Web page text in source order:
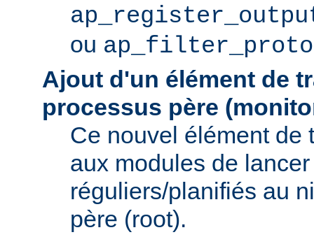
ou
Ajout d'un élément de
processus père
Ce nouvel élément de
aux modules de
réguliers/planifiés au
père (root).